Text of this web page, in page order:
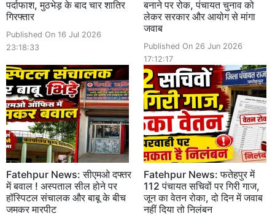
पर्दाफाश, मुठभेड़ के बाद चार शातिर
गिरफ्तार
Published On 16 Jul 2026
23:18:33
बनाने पर रोक, पंचायत चुनाव को
लेकर सरकार और आयोग से मांगा
जवाब
Published On 26 Jun 2026
17:12:17
Fatehpur News: सीएमओ दफ्तर
में बवाल ! अस्पताल सील होने पर
हॉस्पिटल संचालक और बाबू के बीच
जमकर मारपीट
Fatehpur News: फतेहपुर में
112 पंचायत सचिवों पर गिरी गाज,
जून का वेतन रोका, दो दिन में जवाब
नहीं दिया तो निलंबन